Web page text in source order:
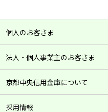
個人のお客さま
法人・個人事業主のお客さま
京都中央信用金庫について
採用情報